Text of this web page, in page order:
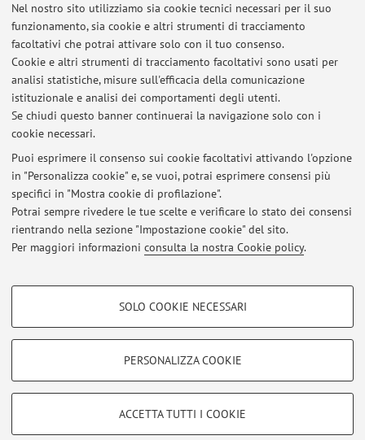
Nel nostro sito utilizziamo sia cookie tecnici necessari per il suo
funzionamento, sia cookie e altri strumenti di tracciamento
facoltativi che potrai attivare solo con il tuo consenso.
Cookie e altri strumenti di tracciamento facoltativi sono usati per
analisi statistiche, misure sull'efficacia della comunicazione
istituzionale e analisi dei comportamenti degli utenti.
Se chiudi questo banner continuerai la navigazione solo con i
cookie necessari.
Puoi esprimere il consenso sui cookie facoltativi attivando l'opzione
in "Personalizza cookie" e, se vuoi, potrai esprimere consensi più
specifici in "Mostra cookie di profilazione".
Potrai sempre rivedere le tue scelte e verificare lo stato dei consensi
rientrando nella sezione "Impostazione cookie" del sito.
Per maggiori informazioni consulta la nostra Cookie policy.
COOKIE DI PROFILAZIONE - FACOLTATIVI
COOKIE TECNICI - NECESSARI
SOLO COOKIE NECESSARI
PERSONALIZZA COOKIE
ACCETTA TUTTI I COOKIE
E-mail: marco.francescato2@unibo.it
Dipartimento di Chimica "Giacomo Ciamician"
Via Gobetti 85, Bologna -
Vai alla mappa
Ultimi avvisi
Al momento non sono presenti avvisi.
Area riservata
Accedi tramiteloginper gestire tutti i contenuti del sito.
Zamboni, 33 - 40126 Bologna - Partita IVA: 01131710376